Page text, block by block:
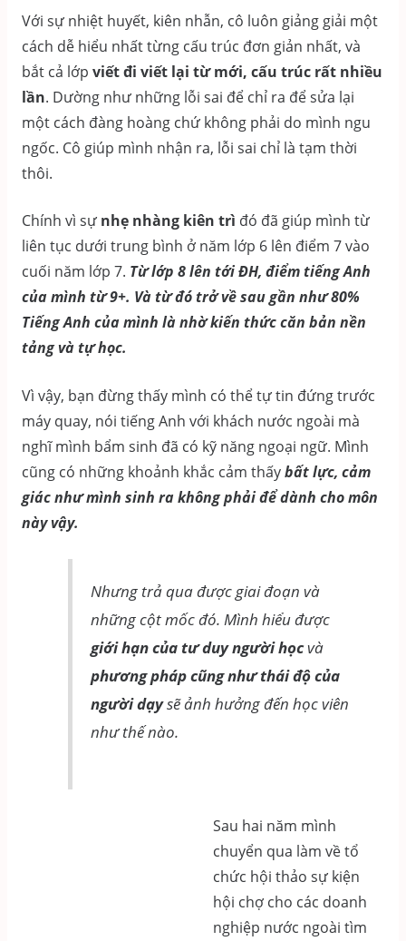
Với sự nhiệt huyết, kiên nhẫn, cô luôn giảng giải một
cách dễ hiểu nhất từng cấu trúc đơn giản nhất, và
bắt cả lớp viết đi viết lại từ mới, cấu trúc rất nhiều
lần. Dường như những lỗi sai để chỉ ra để sửa lại
một cách đàng hoàng chứ không phải do mình ngu
ngốc. Cô giúp mình nhận ra, lỗi sai chỉ là tạm thời
thôi.
Chính vì sự nhẹ nhàng kiên trì đó đã giúp mình từ
liên tục dưới trung bình ở năm lớp 6 lên điểm 7 vào
cuối năm lớp 7. Từ lớp 8 lên tới ĐH, điểm tiếng Anh
của mình từ 9+. Và từ đó trở về sau gần như 80%
Tiếng Anh của mình là nhờ kiến thức căn bản nền
tảng và tự học.
Vì vậy, bạn đừng thấy mình có thể tự tin đứng trước
máy quay, nói tiếng Anh với khách nước ngoài mà
nghĩ mình bẩm sinh đã có kỹ năng ngoại ngữ. Mình
cũng có những khoảnh khắc cảm thấybất lực, cảm
giác như mình sinh ra không phải để dành cho môn
này vậy.
Nhưng trả qua được giai đoạn và
những cột mốc đó. Mình hiểu được
giới hạn của tư duy người họcvà
phương pháp cũng như thái độ của
người dạysẽ ảnh hưởng đến học viên
như thế nào.
Sau hai năm mình
chuyển qua làm về tổ
chức hội thảo sự kiện
hội chợ cho các doanh
nghiệp nước ngoài tìm